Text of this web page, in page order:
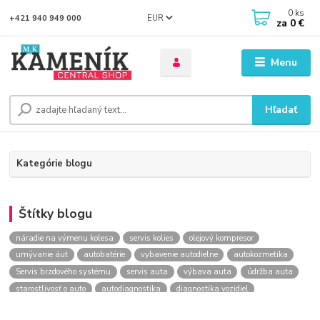
Menu
EUR
Hľadať
+421 940 949 000 0 ks
za 0 €
Kategórie blogu
Štítky blogu
náradie na výmenu kolesa servis kolies
olejový kompresor
umývanie áut
autobatérie vybavenie autodielne
autokozmetika
Servis brzdového systému
servis auta výbava auta
údržba auta
starostlivosť o auto
autodiagnostika
diagnostika vozidiel